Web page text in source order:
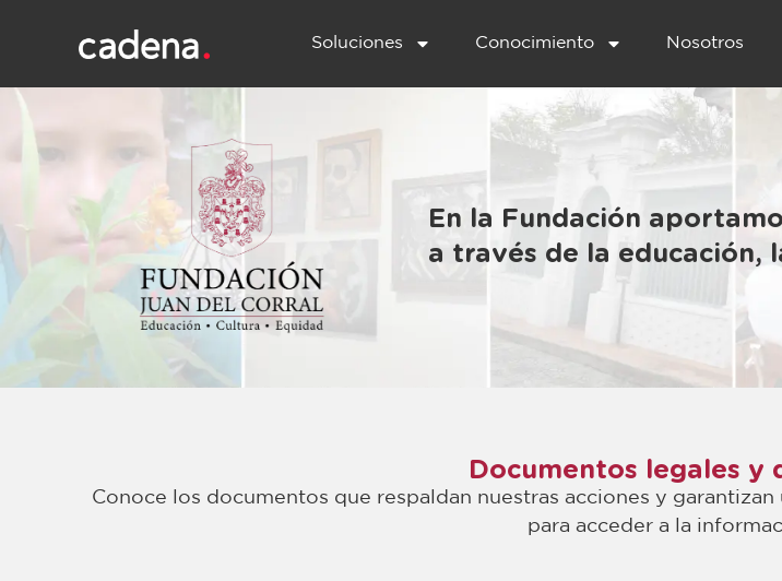
Soluciones Conocimiento Nosotros
En la Fundación
a través de la educación,
Documentos legales y
Conoce los documentos que respaldan nuestras acciones y
para acceder a la